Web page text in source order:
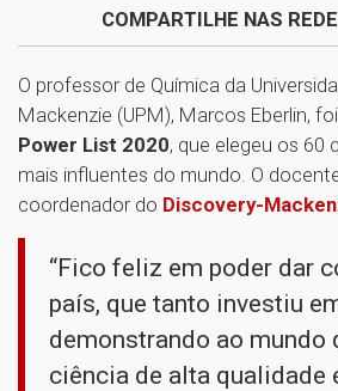
COMPARTILHE NAS
O professor de Química da
Mackenzie (UPM), Marcos Eberlin,
Power List 2020, que elegeu os 60
mais influentes do mundo. O
coordenador do Discovery-
“Fico feliz em poder dar
país, que tanto investiu
demonstrando ao mundo
ciência de alta qualidade